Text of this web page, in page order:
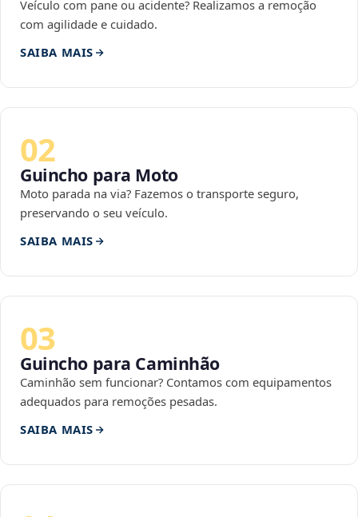
Veículo com pane ou acidente? Realizamos a remoção
com agilidade e cuidado.
SAIBA MAIS
02
Guincho para Moto
Moto parada na via? Fazemos o transporte seguro,
preservando o seu veículo.
SAIBA MAIS
03
Guincho para Caminhão
Caminhão sem funcionar? Contamos com equipamentos
adequados para remoções pesadas.
SAIBA MAIS